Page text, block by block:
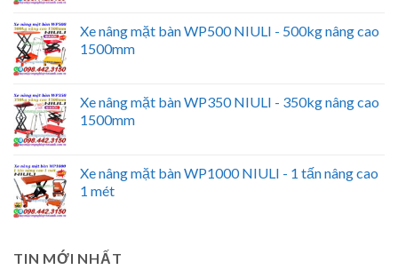
Xe nâng mặt bàn WP500 NIULI - 500kg nâng cao
1500mm
Xe nâng mặt bàn WP350 NIULI - 350kg nâng cao
1500mm
Xe nâng mặt bàn WP1000 NIULI - 1 tấn nâng cao
1 mét
TIN MỚI NHẤT